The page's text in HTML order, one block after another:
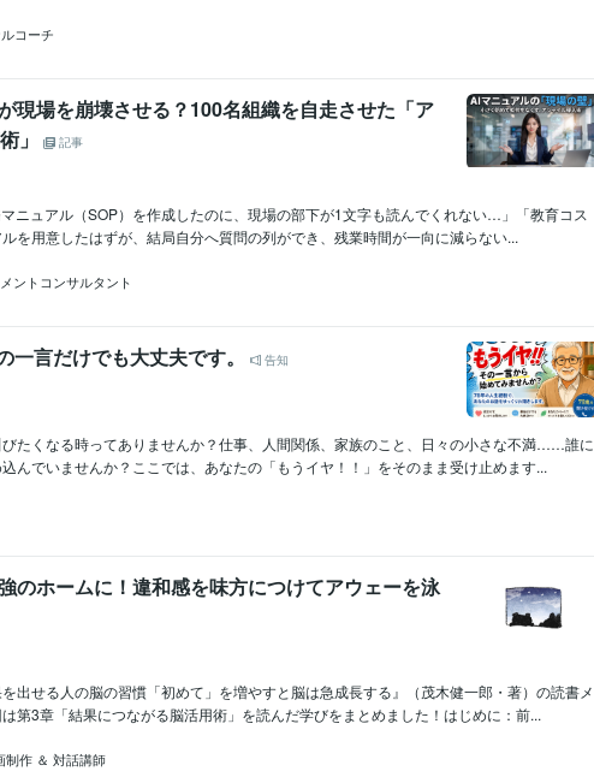
コーチ
現場を崩壊させる？100名組織を自走させた「ア
」
記事
マニュアル（SOP）を作成したのに、現場の部下が1文字も読んでくれない…」「教育コス
を用意したはずが、結局自分へ質問の列ができ、残業時間が一向に減らない...
ントコンサルタント
一言だけでも大丈夫です。
告知
びたくなる時ってありませんか？仕事、人間関係、家族のこと、日々の小さな不満……誰に
んでいませんか？ここでは、あなたの「もうイヤ！！」をそのまま受け止めます...
のホームに！違和感を味方につけてアウェーを泳
出せる人の脳の習慣「初めて」を増やすと脳は急成長する』（茂木健一郎・著）の読書メ
第3章「結果につながる脳活用術」を読んだ学びをまとめました！はじめに：前...
制作 ＆ 対話講師